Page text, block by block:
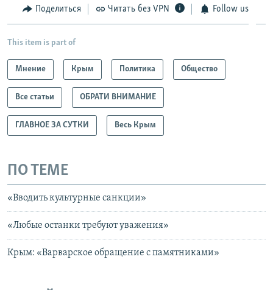
Поделиться Читать без VPN Follow us
This item is part of
Мнение Крым Политика Общество
Все статьи ОБРАТИ ВНИМАНИЕ
ГЛАВНОЕ ЗА СУТКИ Весь Крым
ПО ТЕМЕ
«Вводить культурные санкции»
«Любые останки требуют уважения»
Крым: «Варварское обращение с памятниками»